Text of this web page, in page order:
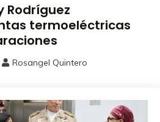
Rodríguez
termoeléctricas
Rosangel Quintero